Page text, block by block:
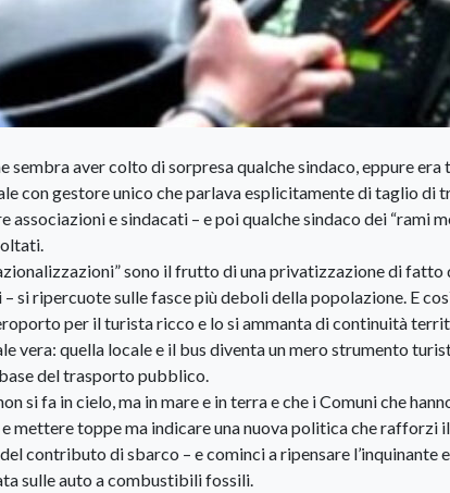
sembra aver colto di sorpresa qualche sindaco, eppure era
con gestore unico che parlava esplicitamente di taglio di
e sindacati – e poi qualche sindaco dei “rami
sono il frutto di una privatizzazione di fatto
ripercuote sulle fasce più deboli della popolazione. E
per il turista ricco e lo si ammanta di continuità
vera: quella locale e il bus diventa un mero strumento
del trasporto pubblico.
si fa in cielo, ma in mare e in terra e che i Comuni che
mettere toppe ma indicare una nuova politica che rafforzi il
contributo di sbarco – e cominci a ripensare l’inquinante e
sulle auto a combustibili fossili.